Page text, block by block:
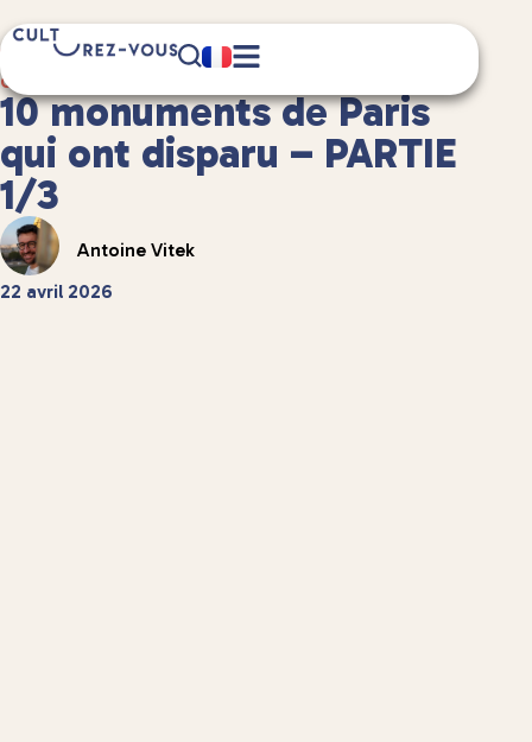
Culture
7 minute(s) de lecture
10 monuments de Paris
qui ont disparu – PARTIE
1/3
Antoine Vitek
22 avril 2026